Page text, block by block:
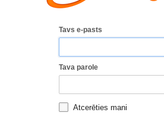
Tavs e-pasts
Tava parole
Atcerēties mani